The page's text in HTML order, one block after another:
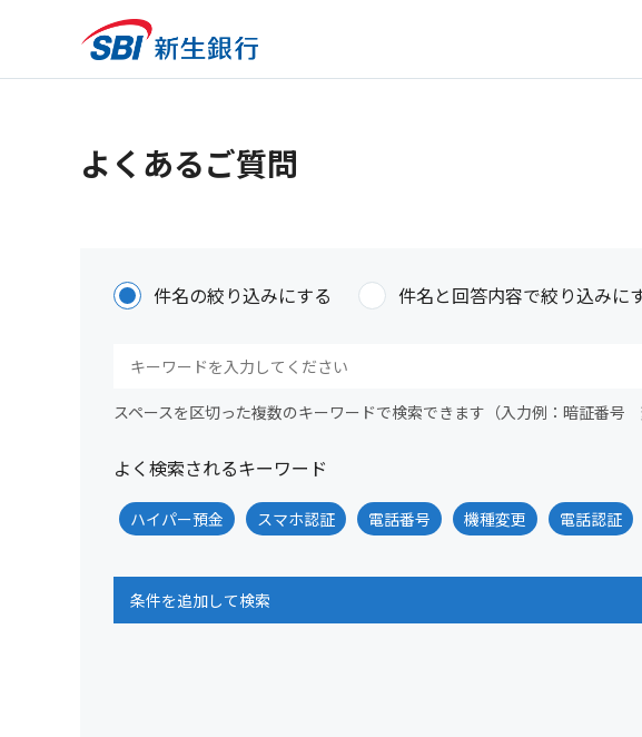
よくあるご質問
件名の絞り込みにする 件名と回答内容で絞り込みに
スペースを区切った複数のキーワードで検索できます（入力例：暗証番号
よく検索されるキーワード
ハイパー預金 スマホ認証 電話番号 機種変更 電話認証
条件を追加して検索